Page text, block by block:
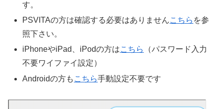
す。
PSVITAの方は確認する必要はありませんこちら を参
照下さい。
iPhoneやiPad、iPodの方はこちら
（パスワード入力
不要ワイファイ設定）
Androidの方も こちら手動設定不要です